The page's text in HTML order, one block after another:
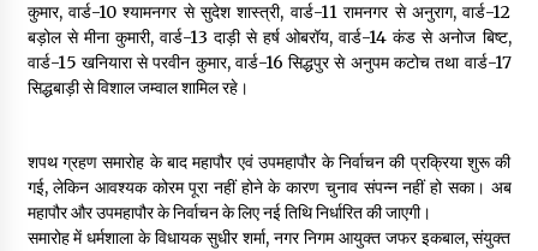
कुमार, वार्ड-10 श्यामनगर से सुदेश शास्त्री, वार्ड-11 रामनगर से अनुराग, वार्ड-12
बड़ोल से मीना कुमारी, वार्ड-13 दाड़ी से हर्ष ओबरॉय, वार्ड-14 कंड से अनोज बिष्ट,
वार्ड-15 खनियारा से परवीन कुमार, वार्ड-16 सिद्धपुर से अनुपम कटोच तथा वार्ड-17
सिद्धबाड़ी से विशाल जम्वाल शामिल रहे।
शपथ ग्रहण समारोह के बाद महापौर एवं उपमहापौर के निर्वाचन की प्रक्रिया शुरू की
गई, लेकिन आवश्यक कोरम पूरा नहीं होने के कारण चुनाव संपन्न नहीं हो सका। अब
महापौर और उपमहापौर के निर्वाचन के लिए नई तिथि निर्धारित की जाएगी।
समारोह में धर्मशाला के विधायक सुधीर शर्मा, नगर निगम आयुक्त जफर इकबाल, संयुक्त